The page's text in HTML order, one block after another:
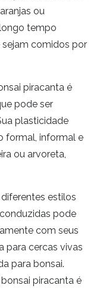
ou
tempo
sejam comidos por
piracanta é
pode ser
plasticidade
formal, informal e
ou arvoreta,
estilos
pode
com seus
para cercas vivas
para bonsai.
piracanta é